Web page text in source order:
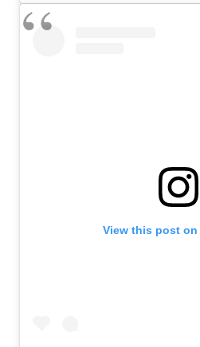
View this post on